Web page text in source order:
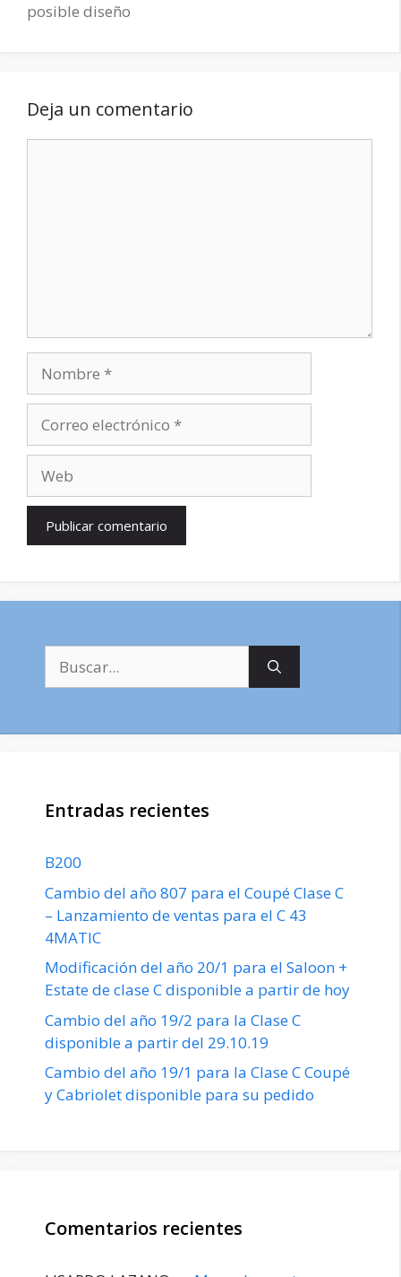
posible diseño
Deja un comentario
electrónico
Entradas recientes
B200
Cambio del año 807 para el Coupé Clase C
– Lanzamiento de ventas para el C 43
4MATIC
Modificación del año 20/1 para el Saloon +
Estate de clase C disponible a partir de hoy
Cambio del año 19/2 para la Clase C
disponible a partir del 29.10.19
Cambio del año 19/1 para la Clase C Coupé
y Cabriolet disponible para su pedido
Comentarios recientes